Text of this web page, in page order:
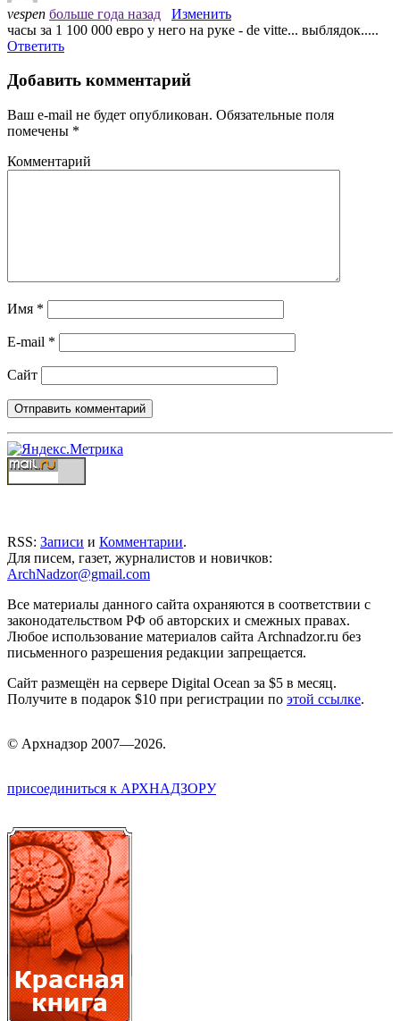
vespen больше года назад
Изменить
часы за 1 100 000 евро у него на руке - de vitte... выблядок.....
Ответить
Добавить комментарий
Ваш e-mail не будет опубликован. Обязательные поля
помечены *
Комментарий
Имя *
E-mail *
Сайт
RSS: Записи и Комментарии.
Для писем, газет, журналистов и новичков:
ArchNadzor@gmail.com
Все материалы данного сайта охраняются в соответствии с
законодательством РФ об авторских и смежных правах.
Любое использование материалов сайта Archnadzor.ru без
письменного разрешения редакции запрещается.
Сайт размещён на сервере Digital Ocean за $5 в месяц.
Получите в подарок $10 при регистрации по этой ссылке.
© Архнадзор 2007—2026.
присоединиться к АРХНАДЗОРУ